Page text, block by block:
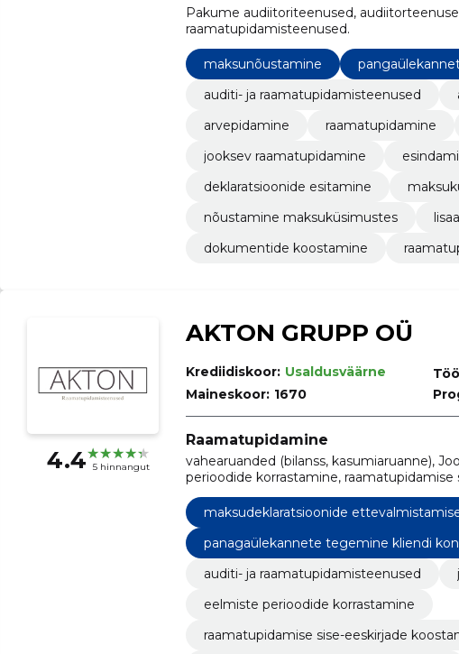
Pakume audiitoriteenused,
raamatupidamisteenused.
maksunõustamine
auditi- ja raamatupidamisteenused
arvepidamine
raamatupidamine
jooksev raamatupidamine
deklaratsioonide esitamine
nõustamine maksuküsimustes
dokumentide koostamine
4.4 5 hinnangut
AKTON GRUPP OÜ
Krediidiskoor: Usaldusväärne
Maineskoor: 1670
Raamatupidamine
vahearuanded (bilanss, kasumiaruanne),
perioodide korrastamine, raamatupidamise
algdokumentide kontroll ja töötlemine,
kajastamine, ostuarvete ja tasumiste
kuluaruannete koostamine, põhivahendite
amortisatsiooni arvestamine, palgaarvestus
maksudeklaratsioonide
panagaülekannete tegemine kliendi
auditi- ja raamatupidamisteenused
eelmiste perioodide korrastamine
raamatupidamise sise-eeskirjade